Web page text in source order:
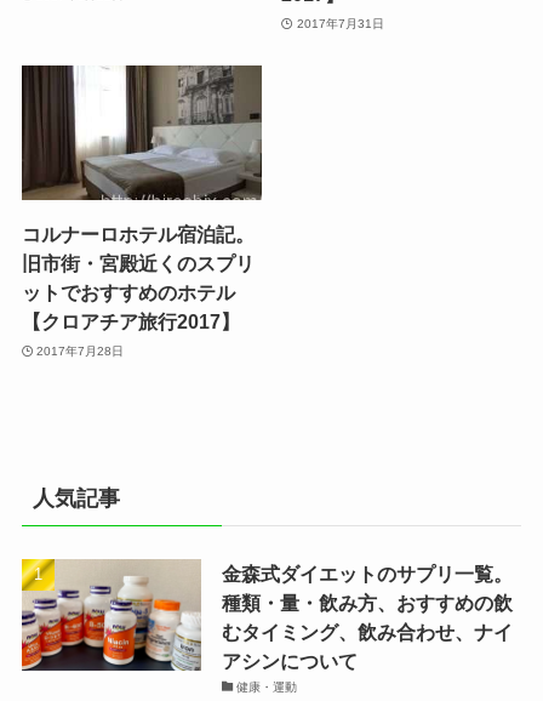
2017年7月31日
コルナーロホテル宿泊記。
旧市街・宮殿近くのスプリ
ットでおすすめのホテル
【クロアチア旅行2017】
2017年7月28日
人気記事
金森式ダイエットのサプリ一覧。
種類・量・飲み方、おすすめの飲
むタイミング、飲み合わせ、ナイ
アシンについて
健康・運動